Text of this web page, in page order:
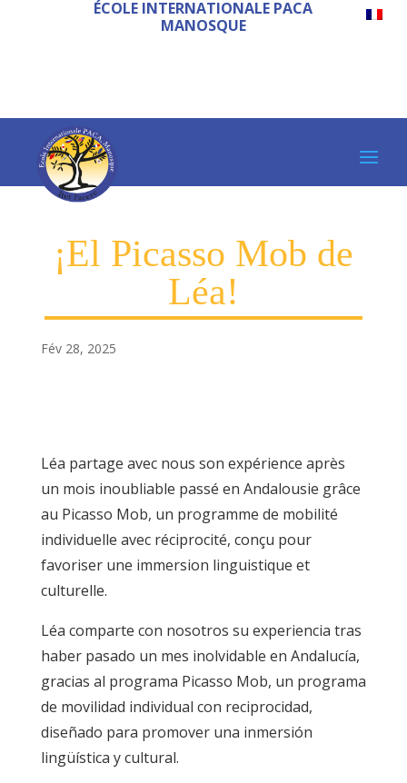
ÉCOLE INTERNATIONALE PACA
MANOSQUE
¡El Picasso Mob de
Léa!
Fév 28, 2025
Léa partage avec nous son expérience après
un mois inoubliable passé en Andalousie grâce
au Picasso Mob, un programme de mobilité
individuelle avec réciprocité, conçu pour
favoriser une immersion linguistique et
culturelle.
Léa comparte con nosotros su experiencia tras
haber pasado un mes inolvidable en Andalucía,
gracias al programa Picasso Mob, un programa
de movilidad individual con reciprocidad,
diseñado para promover una inmersión
lingüística y cultural.